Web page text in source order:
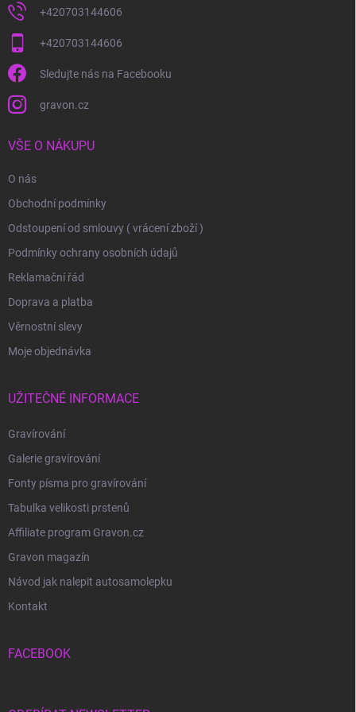
+420703144606
+420703144606
Sledujte nás na Facebooku
gravon.cz
VŠE O NÁKUPU
O nás
Obchodní podmínky
Odstoupení od smlouvy ( vrácení zboží )
Podmínky ochrany osobních údajů
Reklamační řád
Doprava a platba
Věrnostní slevy
Moje objednávka
UŽITEČNÉ INFORMACE
Gravírování
Galerie gravírování
Fonty písma pro gravírování
Tabulka velikosti prstenů
Affiliate program Gravon.cz
Gravon magazín
Návod jak nalepit autosamolepku
Kontakt
FACEBOOK